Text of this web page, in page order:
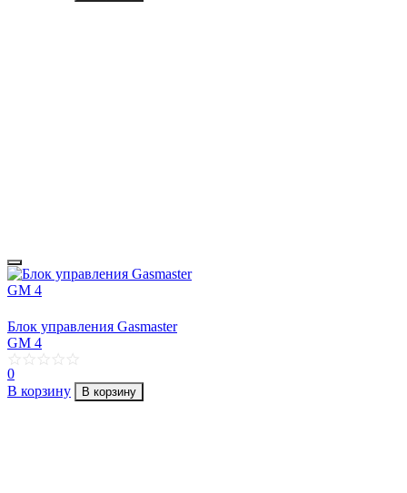
Блок управления Gasmaster
GM 4
0
В корзину
В корзину